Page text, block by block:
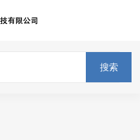
搜索